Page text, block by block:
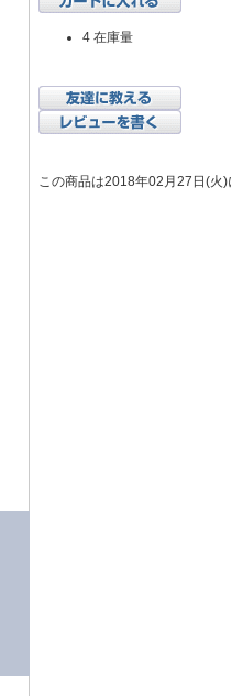
4 在庫量
この商品は2018年02月27日(火